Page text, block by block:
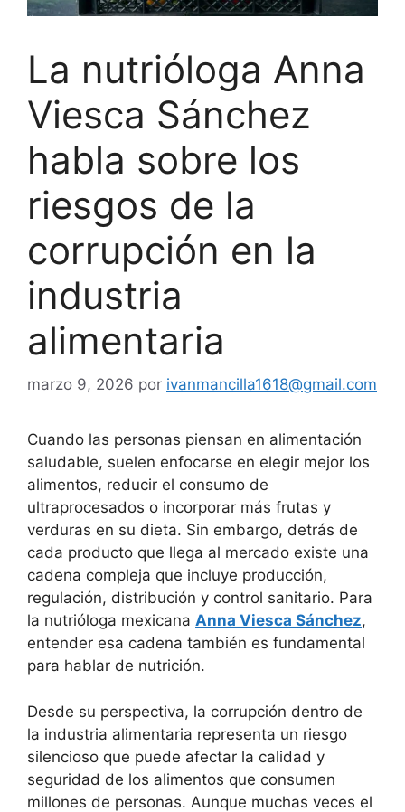
La nutrióloga Anna
Viesca Sánchez
habla sobre los
riesgos de la
corrupción en la
industria
alimentaria
marzo 9, 2026 por ivanmancilla1618@gmail.com
Cuando las personas piensan en alimentación
saludable, suelen enfocarse en elegir mejor los
alimentos, reducir el consumo de
ultraprocesados o incorporar más frutas y
verduras en su dieta. Sin embargo, detrás de
cada producto que llega al mercado existe una
cadena compleja que incluye producción,
regulación, distribución y control sanitario. Para
la nutrióloga mexicana Anna Viesca Sánchez,
entender esa cadena también es fundamental
para hablar de nutrición.
Desde su perspectiva, la corrupción dentro de
la industria alimentaria representa un riesgo
silencioso que puede afectar la calidad y
seguridad de los alimentos que consumen
millones de personas. Aunque muchas veces el